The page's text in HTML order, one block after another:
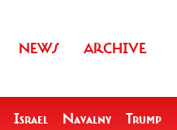
NEWS ARCHIVE
Israel Navalny Trump